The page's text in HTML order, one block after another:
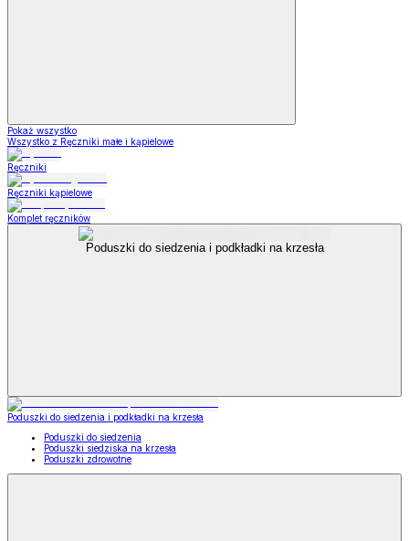
Pokaż wszystko
Wszystko z Ręczniki małe i kąpielowe
Ręczniki
Ręczniki kąpielowe
Komplet ręczników
Poduszki do siedzenia i podkładki na krzesła
Poduszki do siedzenia i podkładki na krzesła
Poduszki do siedzenia
Poduszki siedziska na krzesła
Poduszki zdrowotne